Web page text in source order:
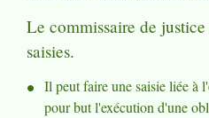
Le commissaire de
saisies.
Il peut faire une saisie liée à
pour but l'exécution d'une